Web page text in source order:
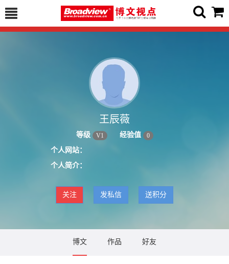
王辰薇
等级 V1 经验值 0
个人网站：
个人简介：
关注 发私信 送积分
博文 作品 好友